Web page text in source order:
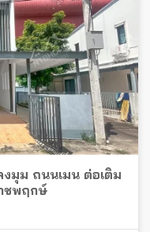
มุม ถนนเมน ต่อเติม
ชพฤกษ์